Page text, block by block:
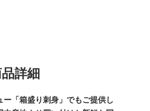
詳細
「箱盛り刺身」でもご提供し